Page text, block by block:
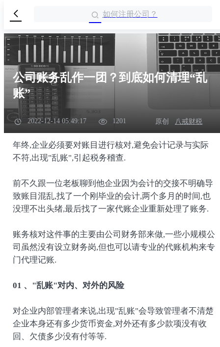
如何注册公司？
公司账务乱作一团？到底如何清理“乱
账”
2022-12-14 05:49:17 1201 原创 八戒财税
年终,企业必须要对账目进行核对,避免会计记录与实际
不符,出现"乱账",引起税务稽查.
前不久跟一位老板聊到他企业因为会计的交接不明确导
致账目混乱,找了一个刚毕业的会计,两个多月的时间,也
没理不出头绪,最后找了一家代账企业重新处理了账务.
账务核对这件事的主要由公司财务部来做,一些小规模公
司虽然没有设立财务岗,但也可以请专业的代账机构来专
门代理记账.
01 、"乱账"对内、对外的风险
对企业内部管理者来说,出现"乱账"会导致管理者不清楚
企业本身还有多少货币资金,对外还有多少款项没有收
回、欠债多少没有付等等.